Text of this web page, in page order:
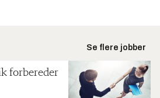
Se flere jobber
forbereder